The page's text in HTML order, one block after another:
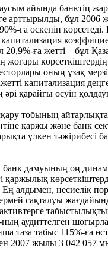
айында банктің
арттырылды, бұл 2006
ға өскенін
20,9%-ға жетті – бұл
жоғары
оның ұзақ
капитализация
қарайғы өсуін
тобының
қаржы және банк
үлкен тәжірибесі
банк дамуының оң
қаржылық
алдымен, несиелік
сақталуы
аудиттелген
таза табыс 115%-ға
2007 жылы 3 042 057